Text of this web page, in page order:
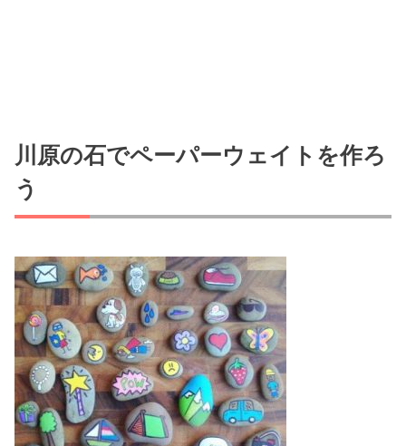
川原の石でペーパーウェイトを作ろ
う